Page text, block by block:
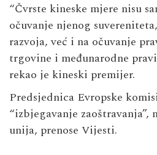
“Čvrste kineske mjere nisu
očuvanje njenog
razvoja, već i na očuvanje
trgovine i međunarodne
rekao je kineski premijer.
Predsjednica Evropske
“izbjegavanje zaoštravanja”,
unija, prenose Vijesti.